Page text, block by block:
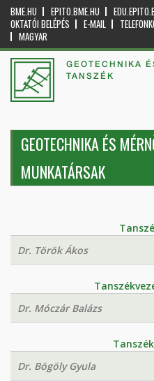
BME.HU EPITO.BME.HU
OKTATÓI BELÉPÉS
E-MAIL
MAGYAR
GEOTECHNIKA
TANSZÉK
GEOTECHNIKA ÉS
MUNKATÁRSAK
Dr. Török Ákos
Dr. Móczár Balázs
Dr. Bögöly Gyula